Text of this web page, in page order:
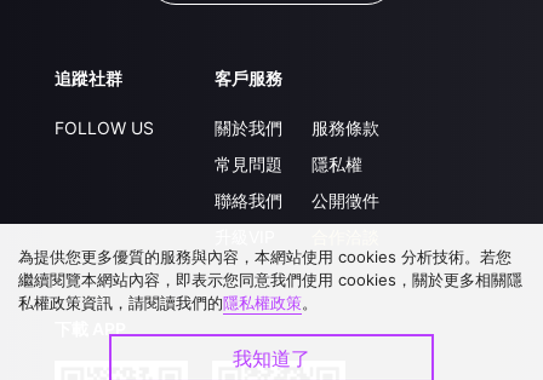
追蹤社群
FOLLOW US
客戶服務
關於我們
常見問題
聯絡我們
服務條款
隱私權
公開徵件
為提供您更多優質的服務與內容，本網站使用 cookies 分析技術。若您
繼續閱覽本網站內容，即表示您同意我們使用 cookies，關於更多相關隱
私權政策資訊，請閱讀我們的隱私權政策。
我知道了